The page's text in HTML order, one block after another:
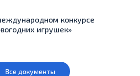
конкурсе
игрушек»
Все документы